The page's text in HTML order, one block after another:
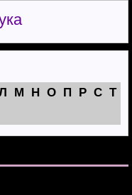
М Н О П Р С Т